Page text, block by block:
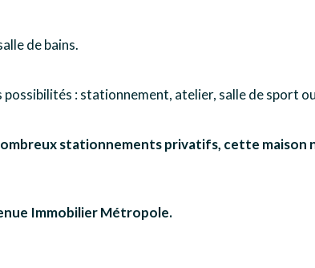
de bains.
: stationnement, atelier, salle de sport
stationnements privatifs, cette
Immobilier Métropole.